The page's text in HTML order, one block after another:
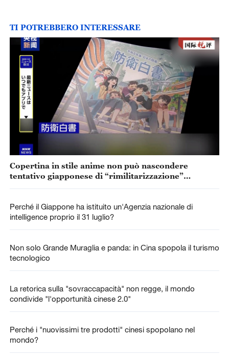
TI POTREBBERO INTERESSARE
Copertina in stile anime non può nascondere
tentativo giapponese di “rimilitarizzazione”
Perché il Giappone ha istituito un'Agenzia nazionale di
intelligence proprio il 31 luglio?
Non solo Grande Muraglia e panda: in Cina spopola il turismo
tecnologico
La retorica sulla "sovraccapacità" non regge, il mondo
condivide "l'opportunità cinese 2.0"
Perché i "nuovissimi tre prodotti" cinesi spopolano nel
mondo?